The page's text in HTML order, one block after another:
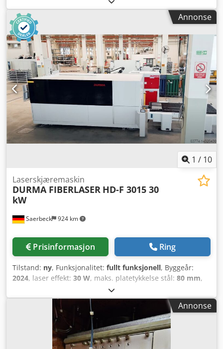
Kantingsprosess med totalt 8 slipeskiver og direkte avsug
Maks. bearbeidingshøyde: 2 700 mm Bearbeidbar glass-
tykkelse: 4–22 mm Maks. glasslengde: 3 100 / 4 500 mm
Kan brukes som frittstående enhet eller integrert i ISO-
linje Ekstremt brukervennlig og praktisk talt vedlikeholdsfri
Annonse
1 / 10
Saerbeck 924 km
Laserskjæremaskin
DURMA FIBERLASER HD-F 3015 30
kW
Prisinformasjon Ring
Tilstand: ny, Funksjonalitet: fullt funksjonell, Byggeår:
2024, laser effekt: 30 W, maks. platetykkelse stål: 80 mm,
maks. plate tykkelse aluminium:
Fiber laserskjæresystem med 30 kW, presentert av Durma
Maschinen GmbH, er en førsteklasses
fiberlaserskjæremaskin utviklet for maksimal presisjon og
effektivitet i metallbearbeiding. Som direkte produsent
med lokasjoner i Münster og Staufenberg, står Durma
Annonse